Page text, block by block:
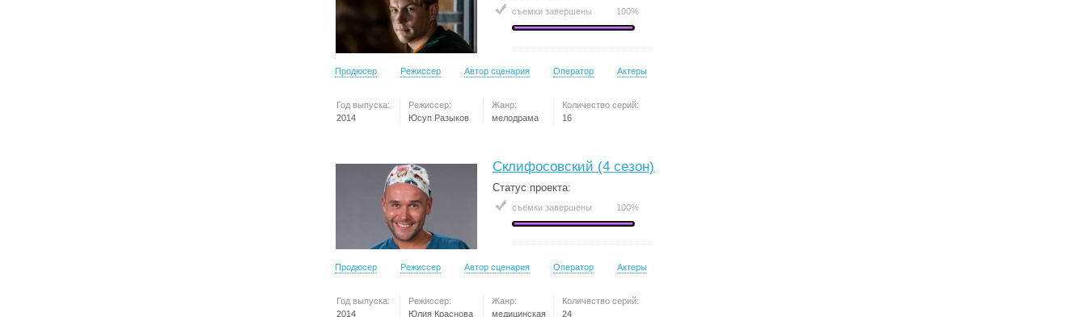
съемки завершены 100%
Продюсер Режиссер Автор сценария Оператор Актеры
Год выпуска:
2014
Режиссер:
Юсуп Разыков
Жанр:
мелодрама
Количество серий:
16
Склифосовский (4 сезон)
Статус проекта:
съемки завершены 100%
Продюсер Режиссер Автор сценария Оператор Актеры
Год выпуска:
2014
Режиссер:
Юлия Краснова
Жанр:
медицинская
Количество серий:
24